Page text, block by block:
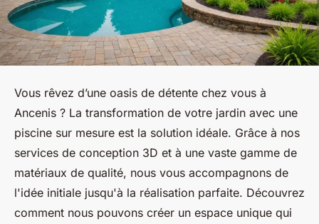
Vous rêvez d’une oasis de détente chez vous à
Ancenis ? La transformation de votre jardin avec une
piscine sur mesure est la solution idéale. Grâce à nos
services de conception 3D et à une vaste gamme de
matériaux de qualité, nous vous accompagnons de
l'idée initiale jusqu'à la réalisation parfaite. Découvrez
comment nous pouvons créer un espace unique qui